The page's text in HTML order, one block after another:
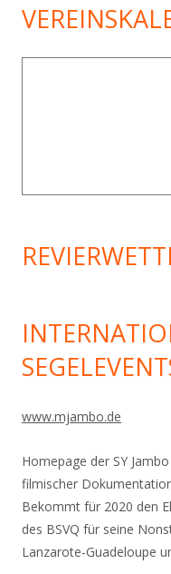
www.mjambo.de
Homepage der SY
filmischer
Bekommt für 2020 den
des BSVQ für seine
Lanzarote-Guadeloupe